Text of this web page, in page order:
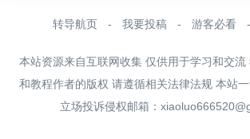
转导航页 - 我要投稿 - 游客必看 -
本站资源来自互联网收集 仅供用于学习和交
和教程作者的版权 请遵循相关法律法规 本站
立场投诉侵权邮箱：